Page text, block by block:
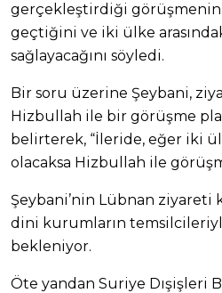
gerçekleştirdiği görüşmenin
geçtiğini ve iki ülke
sağlayacağını söyledi.
Bir soru üzerine Şeybani,
Hizbullah ile bir görüşme
belirterek, “İleride, eğer iki
olacaksa Hizbullah ile
Şeybani’nin Lübnan ziyareti
dini kurumların
bekleniyor.
Öte yandan Suriye Dışişleri